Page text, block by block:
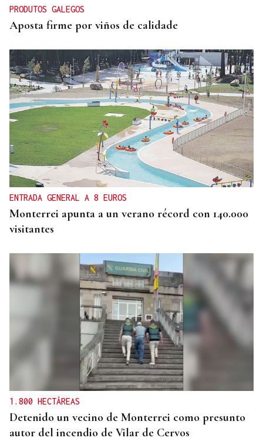
PRODUTOS GALEGOS
Aposta firme por viños de calidade
ENTRADA GENERAL A 8 EUROS
Monterrei apunta a un verano récord con 140.000
visitantes
1.800 HECTÁREAS
Detenido un vecino de Monterrei como presunto
autor del incendio de Vilar de Cervos